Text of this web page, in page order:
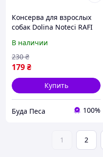
Консерва для взрослых
собак Dolina Noteci RAFI
голубика и клюква, 800 г
В наличии
179₴
230 ₴
Купить
Буда Песа 100%
1 2